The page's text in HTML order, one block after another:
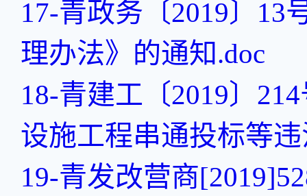
17-青政务〔2019〕13
理办法》的通知.doc
18-青建工〔2019〕
设施工程串通投标等
19-青发改营商